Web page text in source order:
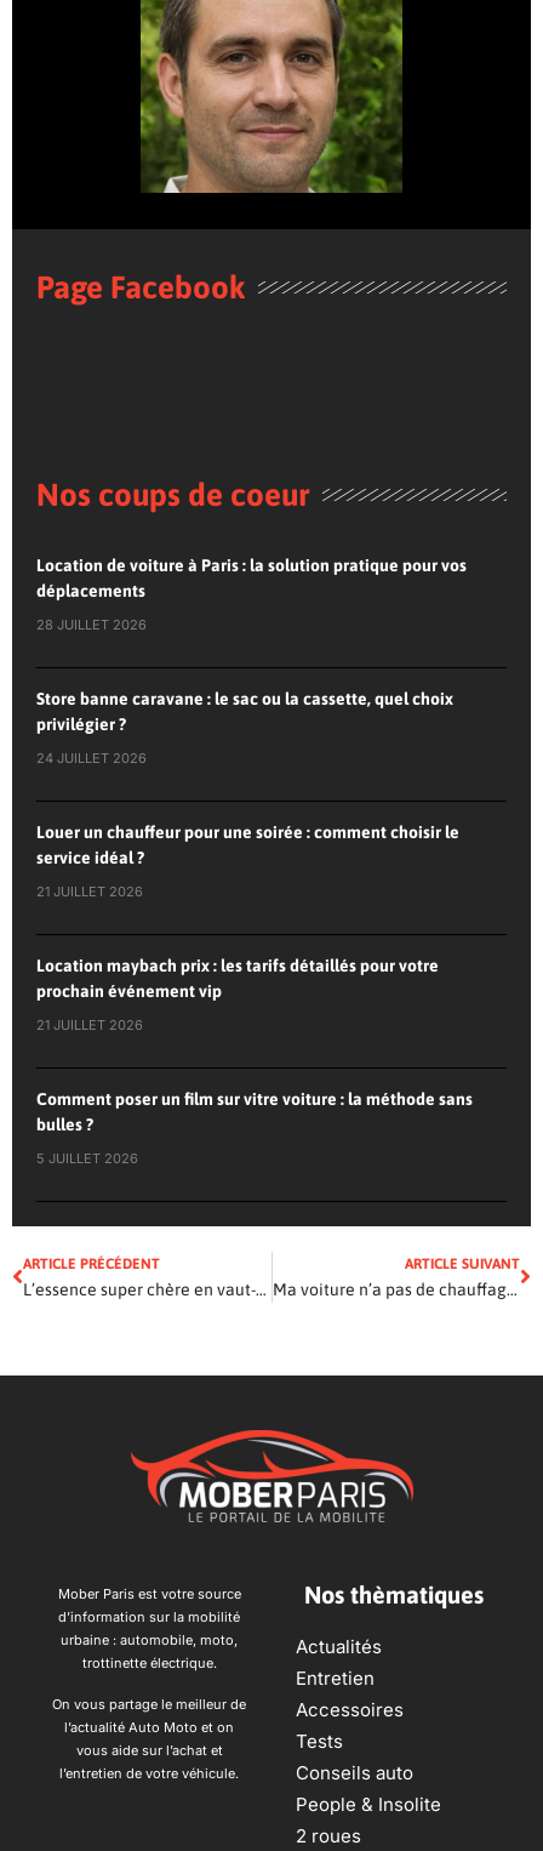
Page Facebook
Nos coups de coeur
Location de voiture à Paris : la solution pratique pour vos
déplacements
28 JUILLET 2026
Store banne caravane : le sac ou la cassette, quel choix
privilégier ?
24 JUILLET 2026
Louer un chauffeur pour une soirée : comment choisir le
service idéal ?
21 JUILLET 2026
Location maybach prix : les tarifs détaillés pour votre
prochain événement vip
21 JUILLET 2026
Comment poser un film sur vitre voiture : la méthode sans
bulles ?
5 JUILLET 2026
ARTICLE PRÉCÉDENT
L’essence super chère en vaut-elle la peine ?
ARTICLE SUIVANT
Ma voiture n’a pas de chauffage … mais il fonctionnait bien l’hiver dernier !
Mober Paris est votre source
d’information sur la mobilité
urbaine : automobile, moto,
trottinette électrique.
On vous partage le meilleur de
l’actualité Auto Moto et on
vous aide sur l’achat et
l’entretien de votre véhicule.
Nos thèmatiques
Actualités
Entretien
Accessoires
Tests
Conseils auto
People & Insolite
2 roues